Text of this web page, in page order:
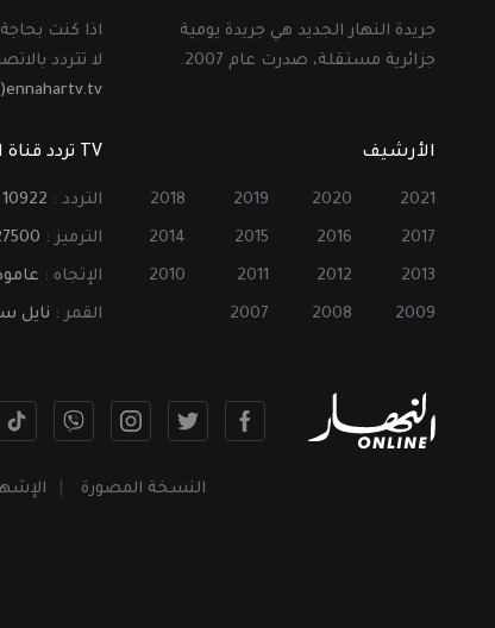
جريدة النهار الجديد هي جريدة يومية
جزائرية مستقلة، صدرت عام 2007.
اذا كنت
لا تتردد
الأرشيف
2021
2020
2019
2018
2017
2016
2015
2014
2013
2012
2011
2010
2009
2008
2007
TV تردد قناة النهار
التردد : 10922
الترميز :
الإتجاه :
القمر : نايل
النسخة المصورة